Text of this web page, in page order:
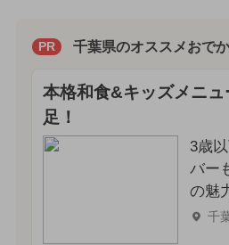
PR 千葉県のオススメおで
本格和食&キッズメニ
足！
3歳
バー
の魅
千